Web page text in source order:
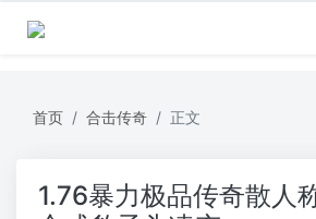
首页 合击传奇 正文
1.76暴力极品传奇散人